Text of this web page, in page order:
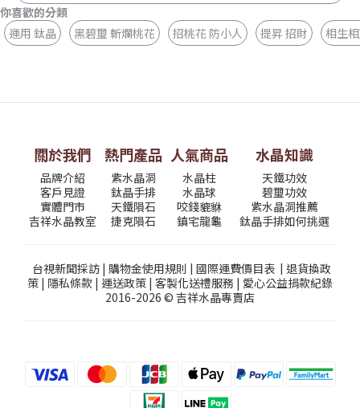
你喜歡的分類
運用 鈦晶
黑碧璽 斬爛桃花 招桃花 防小人 提昇 招財 相生
關於我們
品牌介紹
客戶見證
實體門市
吉祥水晶教室
熱門產品
紫水晶洞
鈦晶手排
天鐵隕石
捷克隕石
人氣商品
水晶柱
水晶球
咬錢貔貅
鎮宅龍龜
水晶知識
天鐵功效
碧璽功效
紫水晶洞推薦
鈦晶手排如何挑選
台視新聞採訪| 購物金使用規則 | 國際運費價目表| 退貨換政
策 | 隱私條款 | 運送政策 | 客製化送禮服務 | 愛心公益捐款紀錄
2016-2026 © 吉祥水晶專賣店